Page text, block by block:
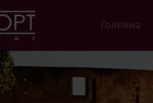
Головна